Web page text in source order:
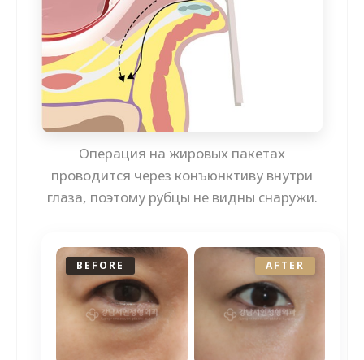
Операция на жировых пакетах
проводится через конъюнктиву внутри
глаза, поэтому рубцы не видны снаружи.
BEFORE AFTER